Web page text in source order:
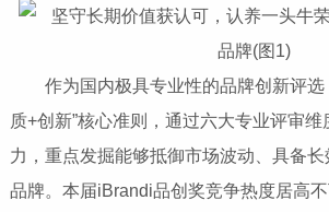
作为国内极具专业性的品牌创新评选
质+创新”核心准则，通过六大专业评审
力，重点发掘能够抵御市场波动、具备
品牌。本届iBrandi品创奖竞争热度居高